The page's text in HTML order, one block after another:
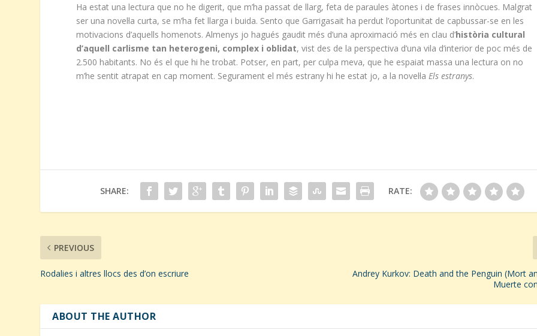
Ha estat una lectura que no he digerit, que m’ha passat de llarg, feta de paraules àtones i de frases innòcues. Malgrat
ser una novel·la curta, se m’ha fet llarga i buida. Sento que Garrigasait ha perdut l’oportunitat de capbussar-se en les
motivacions d’aquells homenots. Almenys jo hagués gaudit més d’una aproximació més en clau d’història cultural
d’aquell carlisme tan heterogeni, complex i oblidat, vist des de la perspectiva d’una vila d’interior de poc més de
2.500 habitants. No és el que hi he trobat. Potser, en part, per culpa meva, que he espaiat massa una lectura on no
m’he sentit atrapat en cap moment. Segurament el més estrany hi he estat jo, a la novel·laEls estranys.
SHARE: RATE:
PREVIOUS
Rodalies i altres llocs des d’on escriure
Andrey Kurkov: Death and the Penguin (Mort
Muerte
ABOUT THE AUTHOR